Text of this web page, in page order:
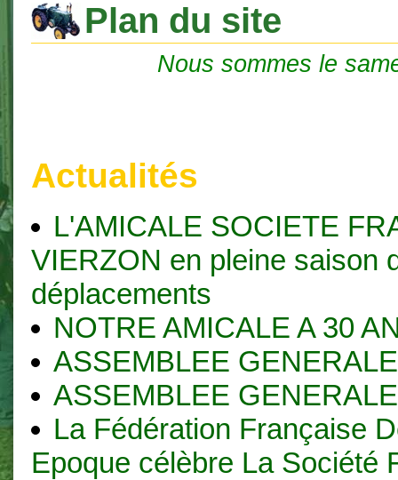
Plan du site
Nous sommes le
Actualités
L'AMICALE SOCIETE
VIERZON en pleine saison
déplacements
NOTRE AMICALE A 30
ASSEMBLEE
ASSEMBLEE
La Fédération Française
Epoque célèbre La Société